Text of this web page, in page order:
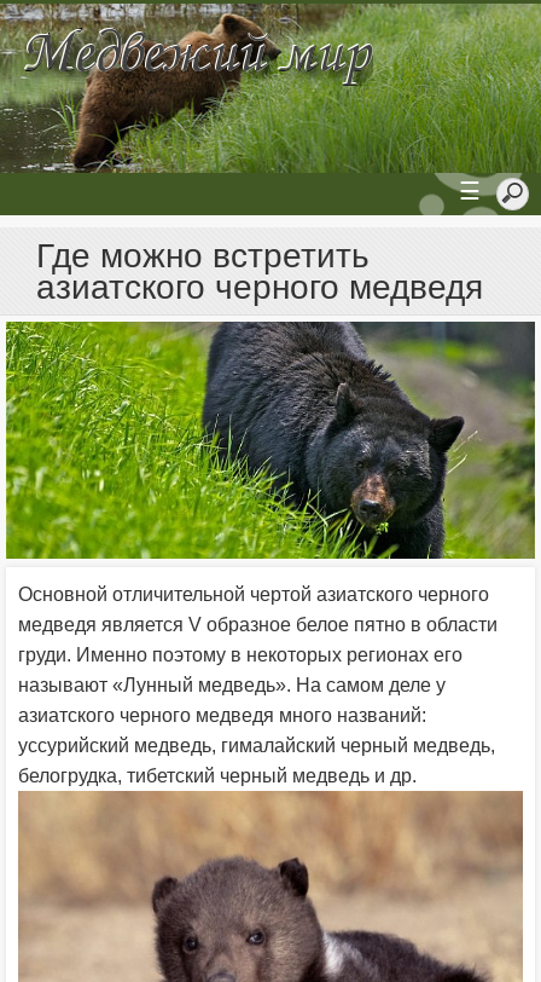
☰
Где можно встретить
азиатского черного медведя
Основной отличительной чертой азиатского черного
медведя является V образное белое пятно в области
груди. Именно поэтому в некоторых регионах его
называют «Лунный медведь». На самом деле у
азиатского черного медведя много названий:
уссурийский медведь, гималайский черный медведь,
белогрудка, тибетский черный медведь и др.